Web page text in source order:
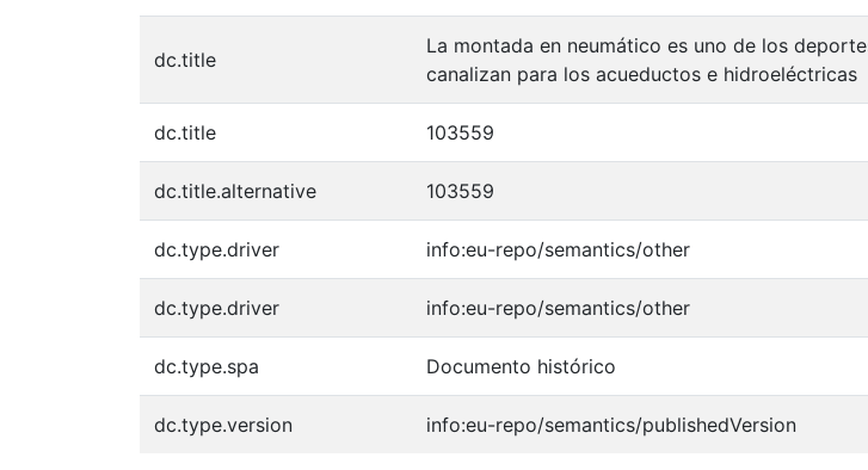
dc.title
La montada en neumático es uno de los
canalizan para los acueductos e hidroeléctricas
dc.title 103559
dc.title.alternative 103559
dc.type.driver info:eu-repo/semantics/other
dc.type.driver info:eu-repo/semantics/other
dc.type.spa Documento histórico
dc.type.version info:eu-repo/semantics/publishedVersion